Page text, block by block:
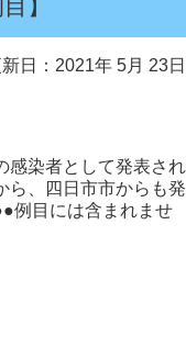
】
日：2021年 5月 23日
感染者として発表され
ら、四日市市からも発
例目には含まれませ